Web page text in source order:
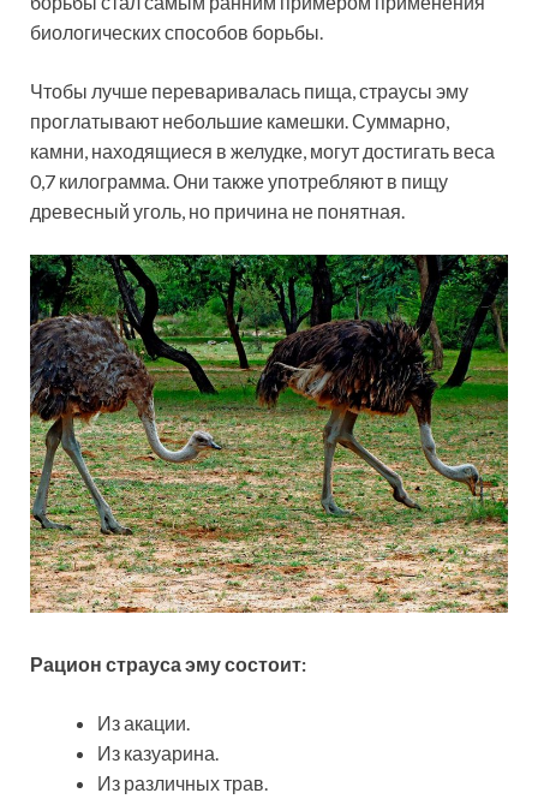
биологических способов борьбы.
Чтобы лучше переваривалась пища, страусы эму
проглатывают небольшие камешки. Суммарно,
камни, находящиеся в желудке, могут достигать веса
0,7 килограмма. Они также употребляют в пищу
древесный уголь, но причина не понятная.
Рацион страуса эму состоит:
Из акации.
Из казуарина.
Из различных трав.